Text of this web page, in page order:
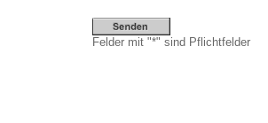
Felder mit "*" sind Pflichtfelder